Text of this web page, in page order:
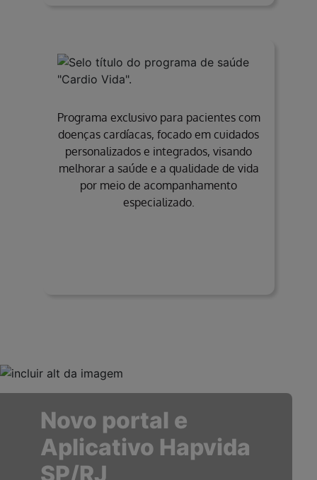
Programa exclusivo para pacientes com
doenças cardíacas, focado em cuidados
personalizados e integrados, visando
melhorar a saúde e a qualidade de vida
por meio de acompanhamento
especializado.
Novo portal e
Aplicativo Hapvida
SP/RJ